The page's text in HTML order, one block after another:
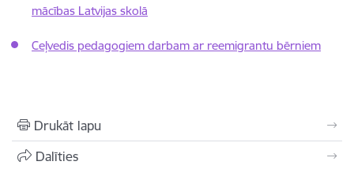
mācības Latvijas skolā
Ceļvedis pedagogiem darbam ar reemigrantu bērniem
Drukāt lapu
Dalīties